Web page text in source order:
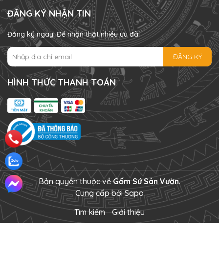
ĐĂNG KÝ NHẬN TIN
Đăng ký ngay! Để nhận thật nhiều ưu đãi
ĐĂNG KÝ
HÌNH THỨC THANH TOÁN
Bản quyền thuộc vềGốm Sứ Sân Vườn.
Cung cấp bởiSapo
Tìm kiếm
Giới thiệu